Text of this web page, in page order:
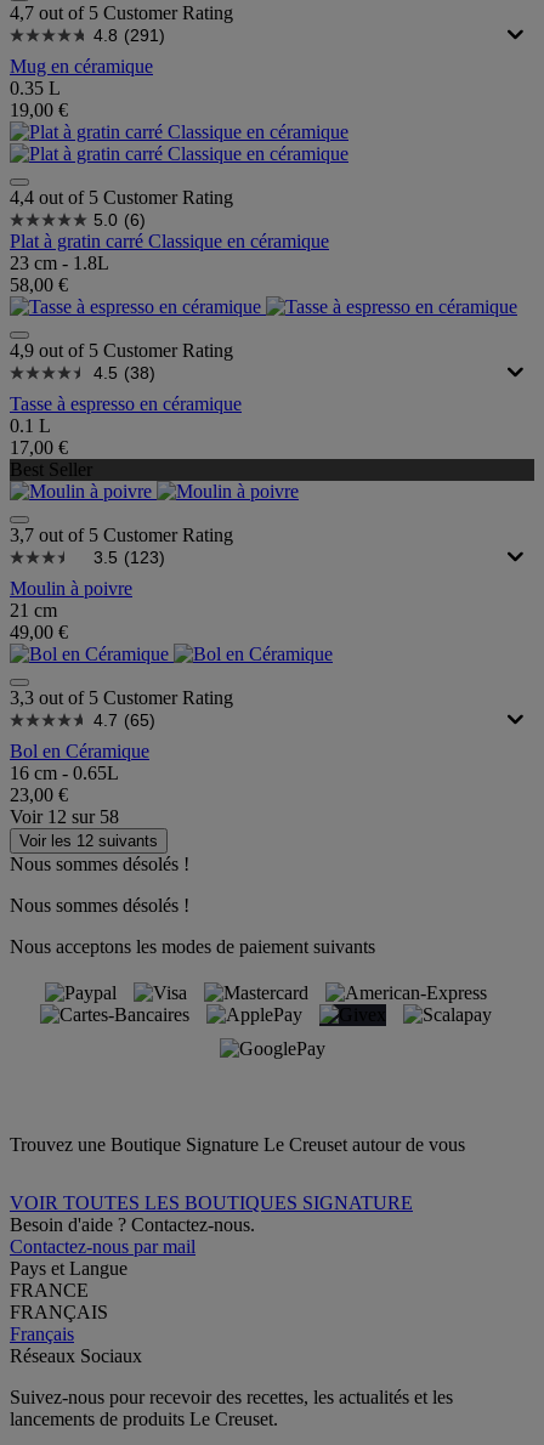
4,7 out of 5 Customer Rating
4.8 (291)
Mug en céramique
0.35 L
19,00 €
4,4 out of 5 Customer Rating
5.0 (6)
Plat à gratin carré Classique en céramique
23 cm - 1.8L
58,00 €
4,9 out of 5 Customer Rating
4.5 (38)
Tasse à espresso en céramique
0.1 L
17,00 €
Best Seller
3,7 out of 5 Customer Rating
3.5 (123)
Moulin à poivre
21 cm
49,00 €
3,3 out of 5 Customer Rating
4.7 (65)
Bol en Céramique
16 cm - 0.65L
23,00 €
Voir 12 sur 58
Voir les 12 suivants
Nous sommes désolés !
Nous sommes désolés !
Nous acceptons les modes de paiement suivants
Trouvez une Boutique Signature Le Creuset autour de vous
VOIR TOUTES LES BOUTIQUES SIGNATURE
Besoin d'aide ? Contactez-nous.
Contactez-nous par mail
Pays et Langue
FRANCE
FRANÇAIS
Français
Réseaux Sociaux
Suivez-nous pour recevoir des recettes, les actualités et les
lancements de produits Le Creuset.